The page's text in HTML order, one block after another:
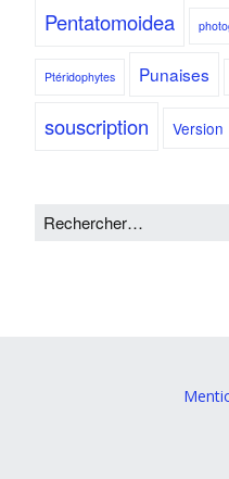
Pentatomoidea
Ptéridophytes Punaises
souscription Version